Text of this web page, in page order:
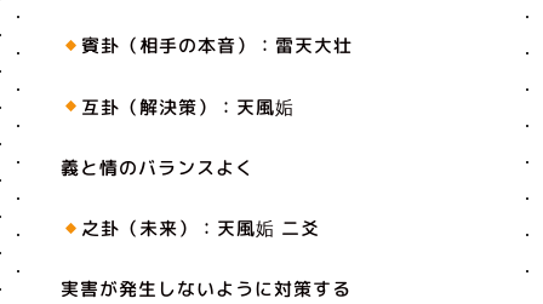
賓卦（相手の本音）：雷天大壮
互卦（解決策）：天風姤
義と情のバランスよく
之卦（未来）：天風姤 二爻
実害が発生しないように対策する